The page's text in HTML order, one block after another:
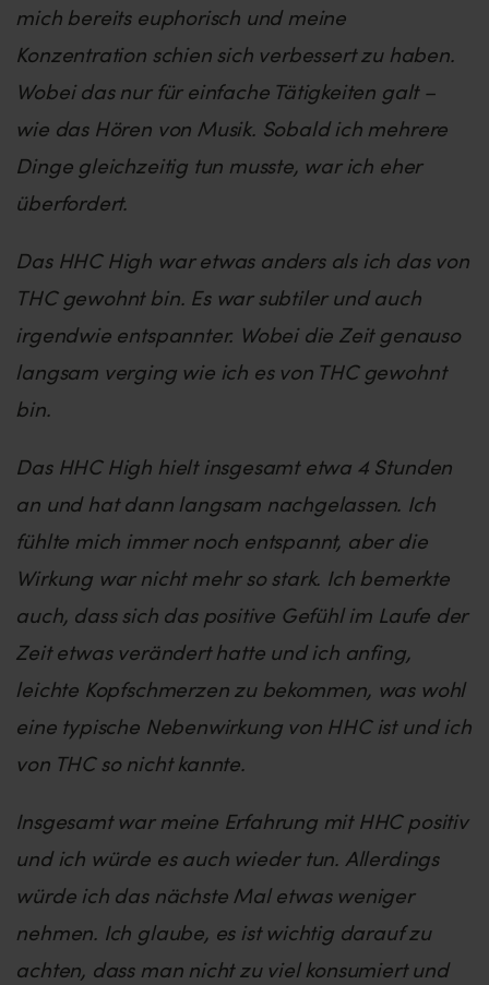
mich bereits euphorisch und meine
Konzentration schien sich verbessert zu haben.
Wobei das nur für einfache Tätigkeiten galt –
wie das Hören von Musik. Sobald ich mehrere
Dinge gleichzeitig tun musste, war ich eher
überfordert.
Das HHC High war etwas anders als ich das von
THC gewohnt bin. Es war subtiler und auch
irgendwie entspannter. Wobei die Zeit genauso
langsam verging wie ich es von THC gewohnt
bin.
Das HHC High hielt insgesamt etwa 4 Stunden
an und hat dann langsam nachgelassen. Ich
fühlte mich immer noch entspannt, aber die
Wirkung war nicht mehr so stark. Ich bemerkte
auch, dass sich das positive Gefühl im Laufe der
Zeit etwas verändert hatte und ich anfing,
leichte Kopfschmerzen zu bekommen, was wohl
eine typische Nebenwirkung von HHC ist und ich
von THC so nicht kannte.
Insgesamt war meine Erfahrung mit HHC positiv
und ich würde es auch wieder tun. Allerdings
würde ich das nächste Mal etwas weniger
nehmen. Ich glaube, es ist wichtig darauf zu
achten, dass man nicht zu viel konsumiert und